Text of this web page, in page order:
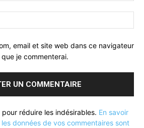
:
email et site web dans ce navigateur
je commenterai.
réduire les indésirables. En savoir
données de vos commentaires sont